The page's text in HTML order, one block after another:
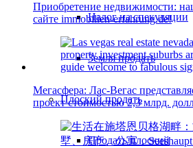
Налог на спекуляции
Земля продать
Плоскийпродать
Продать плоский
Приобретение недвижимости:
сайте immobilien-erfahrung.de!
Мегасфера: Лас-Вегас
проект стоимостью 2,3 млрд.